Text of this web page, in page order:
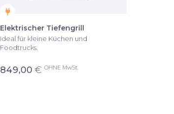
Elektrischer Tiefengrill
Ideal für kleine Küchen und
Foodtrucks.
849,00 € OHNE MwSt.